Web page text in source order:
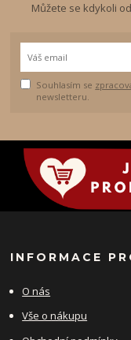
Můžete se kdykoli
Souhlasím se
newsletteru.
INFORMACE
O nás
Vše o nákupu